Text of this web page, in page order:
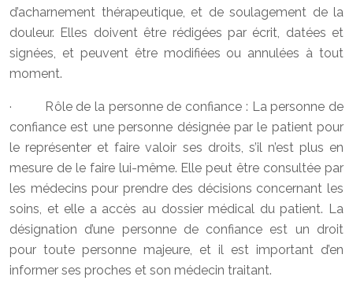
d’acharnement thérapeutique, et de soulagement de la
douleur. Elles doivent être rédigées par écrit, datées et
signées, et peuvent être modifiées ou annulées à tout
moment.
· Rôle de la personne de confiance : La personne de
confiance est une personne désignée par le patient pour
le représenter et faire valoir ses droits, s’il n’est plus en
mesure de le faire lui-même. Elle peut être consultée par
les médecins pour prendre des décisions concernant les
soins, et elle a accès au dossier médical du patient. La
désignation d’une personne de confiance est un droit
pour toute personne majeure, et il est important d’en
informer ses proches et son médecin traitant.